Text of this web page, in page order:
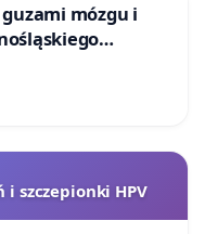
mózgu i
i szczepionki HPV